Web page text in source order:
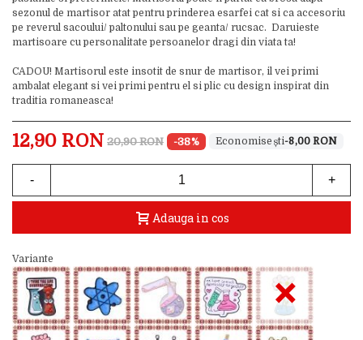
sezonul de martisor atat pentru prinderea esarfei cat si ca accesoriu
pe reverul sacoului/ paltonului sau pe geanta/ rucsac. Daruieste
martisoare cu personalitate persoanelor dragi din viata ta!
CADOU! Martisorul este insotit de snur de martisor, il vei primi
ambalat elegant si vei primi pentru el si plic cu design inspirat din
traditia romaneasca!
12,90 RON 20,90 RON -38% -8,00 RON
- +
Adauga in cos
Variante
×